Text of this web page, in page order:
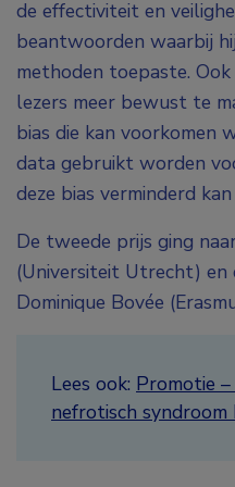
de effectiviteit en
beantwoorden waarbij
methoden toepaste.
lezers meer bewust te
bias die kan voorkomen
data gebruikt worden
deze bias verminderd
De tweede prijs ging
(Universiteit Utrecht) en
Dominique Bovée
Lees ook: Promotie
nefrotisch syndroom